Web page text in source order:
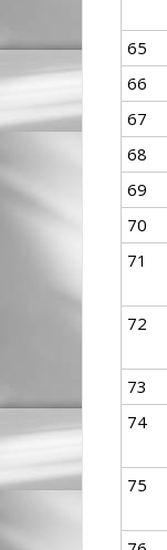
65
66
67
68
69
70
71
72
73
74
75